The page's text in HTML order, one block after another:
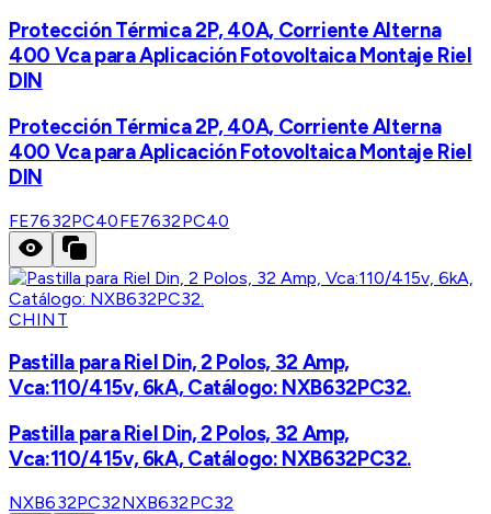
Protección Térmica 2P, 40A, Corriente Alterna
400 Vca para Aplicación Fotovoltaica Montaje Riel
DIN
Protección Térmica 2P, 40A, Corriente Alterna
400 Vca para Aplicación Fotovoltaica Montaje Riel
DIN
FE7632PC40FE7632PC40
CHINT
Pastilla para Riel Din, 2 Polos, 32 Amp,
Vca:110/415v, 6kA, Catálogo: NXB632PC32.
Pastilla para Riel Din, 2 Polos, 32 Amp,
Vca:110/415v, 6kA, Catálogo: NXB632PC32.
NXB632PC32NXB632PC32